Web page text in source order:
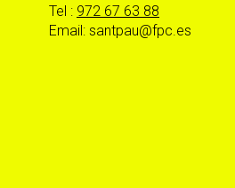
Tel : 972 67 63 88
Email: santpau@fpc.es